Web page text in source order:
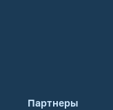
Партнеры